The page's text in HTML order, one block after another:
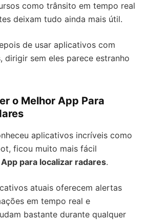
como trânsito em tempo real
deixam tudo ainda mais útil.
de usar aplicativos com
dirigir sem eles parece estranho
o Melhor App Para
aplicativos incríveis como
ficou muito mais fácil
App para localizar radares.
atuais oferecem alertas
em tempo real e
bastante durante qualquer